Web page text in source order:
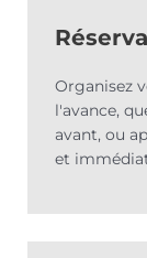
Organisez
l'avance,
avant, ou
et